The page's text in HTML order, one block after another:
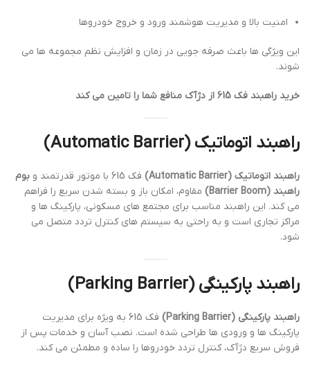
امنیت بالا و مدیریت هوشمند ورود و خروج خودروها
این ویژگی ها باعث صرفه جویی در زمان و افزایش نظم مجموعه ها می
شوند.
خرید راهبند فک 615 از دژآک منافع شما را تامین می کند
راهبند اتوماتیک (Automatic Barrier)
راهبند اتوماتیک (Automatic Barrier) فک 615 با موتور قدرتمند و
بوم
راهبند (Barrier Boom)
مقاوم، امکان باز و بسته شدن سریع را فراهم
می کند. این راهبند مناسب برای مجتمع های مسکونی، پارکینگ ها و
مراکز تجاری است و به راحتی به سیستم های کنترل تردد متصل می
شود.
راهبند پارکینگی (Parking Barrier)
راهبند پارکینگی (Parking Barrier)
فک 615 به ویژه برای مدیریت
پارکینگ ها و ورودی ها طراحی شده است. نصب آسان و خدمات پس از
فروش سریع دژآک، کنترل تردد خودروها را ساده و مطمئن می کند.